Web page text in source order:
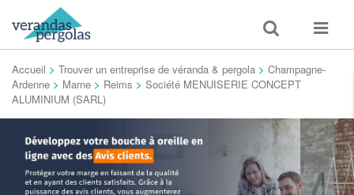
Toggle
search
Toggle
Accueil > Trouver un entreprise de véranda & pergola > Champagne-
Ardenne > Marne > Reims > Société MENUISERIE CONCEPT
ALUMINIUM (SARL)